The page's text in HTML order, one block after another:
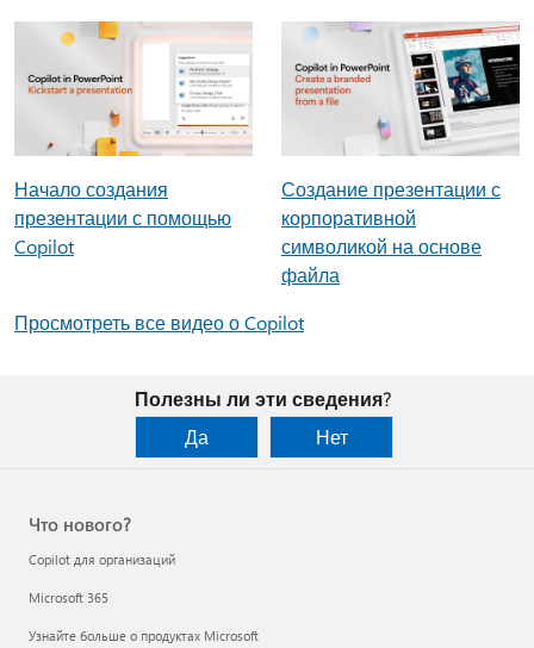
Начало создания
презентации с помощью
Copilot
Создание презентации с
корпоративной
символикой на основе
файла
Просмотреть все видео о Copilot
Полезны ли эти сведения?
Да
Нет
Что нового?
Copilot для организаций
Microsoft 365
Узнайте больше о продуктах Microsoft